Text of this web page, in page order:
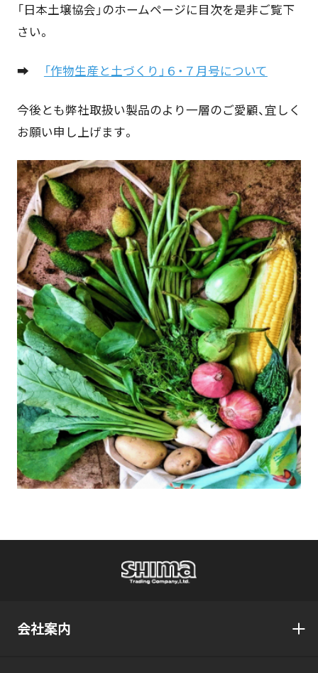
「日本土壌協会」のホームページに目次を是非ご覧下
さい。
➡ 「作物生産と土づくり」６・７月号について
今後とも弊社取扱い製品のより一層のご愛顧、宜しく
お願い申し上げます。
会社案内